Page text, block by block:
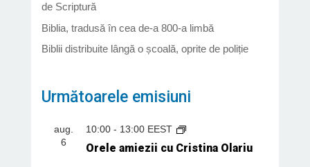
de Scriptură
Biblia, tradusă în cea de-a 800-a limbă
Biblii distribuite lângă o școală, oprite de poliție
Următoarele emisiuni
aug.
6
10:00- 13:00 EEST
Orele amiezii cu Cristina Olariu